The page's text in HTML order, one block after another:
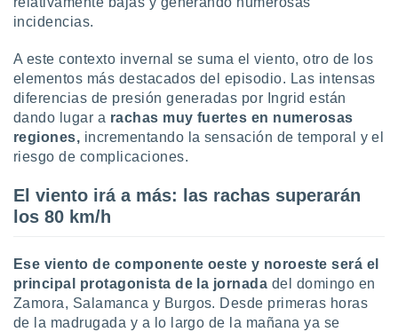
se
para
ni para
aunque
no
Puedes
web a
abono
incidencias.
A este contexto invernal se suma el viento, otro de los
elementos más destacados del episodio. Las intensas
diferencias de presión generadas por Ingrid están
dando lugar a rachas muy fuertes en numerosas
regiones, incrementando la sensación de temporal y el
riesgo de complicaciones.
El viento irá a más: las rachas superarán
los 80 km/h
Ese viento de componente oeste y noroeste será el
principal protagonista de la jornada del domingo en
Zamora, Salamanca y Burgos. Desde primeras horas
de la madrugada y a lo largo de la mañana ya se